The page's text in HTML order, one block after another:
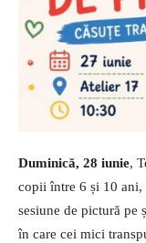
Duminică, 28 iunie,
copii între 6 și 10 ani,
sesiune de pictură pe
în care cei mici